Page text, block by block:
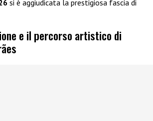
si è aggiudicata la prestigiosa fascia di
e il percorso artistico di